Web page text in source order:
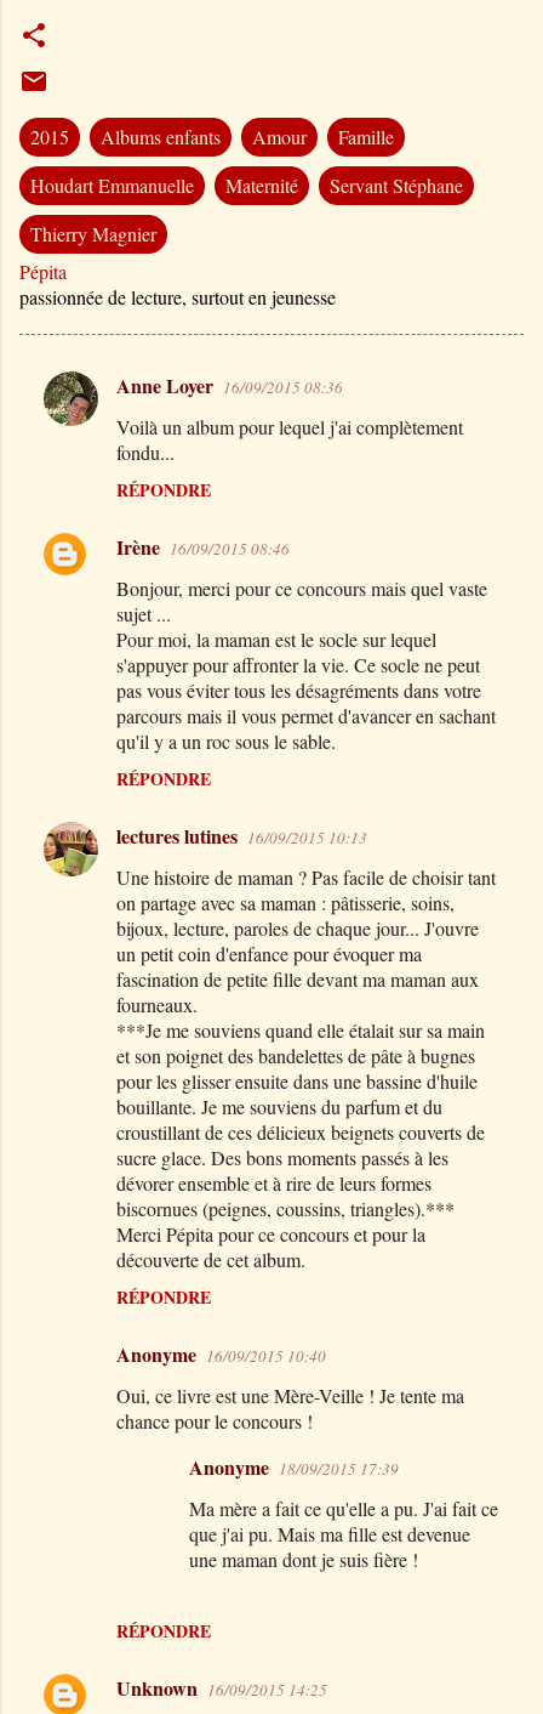
2015 Albums enfants Amour
Famille
Houdart Emmanuelle
Maternité
Servant Stéphane
Thierry Magnier
Pépita
passionnée de lecture, surtout en jeunesse
C
o
n
Anne Loyer 16/09/2015 08:36
Voilà un album pour lequel j'ai complètement
fondu...
RÉPONDRE
Irène 16/09/2015 08:46
Bonjour, merci pour ce concours mais quel vaste
sujet ...
Pour moi, la maman est le socle sur lequel
s'appuyer pour affronter la vie. Ce socle ne peut
pas vous éviter tous les désagréments dans votre
parcours mais il vous permet d'avancer en sachant
qu'il y a un roc sous le sable.
RÉPONDRE
lectures lutines 16/09/2015 10:13
Une histoire de maman ? Pas facile de choisir tant
on partage avec sa maman : pâtisserie, soins,
bijoux, lecture, paroles de chaque jour... J'ouvre
un petit coin d'enfance pour évoquer ma
fascination de petite fille devant ma maman aux
fourneaux.
***Je me souviens quand elle étalait sur sa main
et son poignet des bandelettes de pâte à bugnes
pour les glisser ensuite dans une bassine d'huile
bouillante. Je me souviens du parfum et du
croustillant de ces délicieux beignets couverts de
sucre glace. Des bons moments passés à les
dévorer ensemble et à rire de leurs formes
biscornues (peignes, coussins, triangles).***
Merci Pépita pour ce concours et pour la
découverte de cet album.
RÉPONDRE
Anonyme 16/09/2015 10:40
Oui, ce livre est une Mère-Veille ! Je tente ma
chance pour le concours !
RÉPONDRE
Anonyme 18/09/2015 17:39
Ma mère a fait ce qu'elle a pu. J'ai fait ce
que j'ai pu. Mais ma fille est devenue
une maman dont je suis fière !
Unknown 16/09/2015 14:25